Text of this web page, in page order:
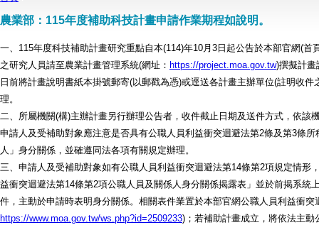
您在這裡
農業部：115年度補助科技計畫申請作業期程如說明。
一、115年度科技補助計畫研究重點自本(114)年10月3日起公告於本部官網(首
之研究人員請至農業計畫管理系統(網址： https://project.moa.gov.tw)撰擬計畫
日前將計畫說明書紙本掛號郵寄(以郵戳為憑)或逕送各計畫主辦單位(註明收件
理。
二、所屬機關(構)主辦計畫另行辦理公告者，收件截止日期及送件方式，依該
申請人及受補助對象應注意是否具有公職人員利益衝突迴避法第2條及第3條
人」身分關係，並確遵同法各項有關規定辦理。
三、申請人及受補助對象如有公職人員利益衝突迴避法第14條第2項規定情形
益衝突迴避法第14條第2項公職人員及關係人身分關係揭露表」並於前揭系統
件，主動於申請時表明身分關係。相關表件業置於本部官網公職人員利益衝突
https://www.moa.gov.tw/ws.php?id=2509233)；若補助計畫成立，將依法主動